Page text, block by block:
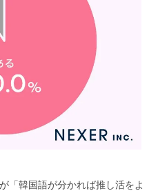
「韓国語が分かれば推し活をよ